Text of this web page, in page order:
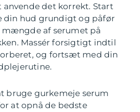
det korrekt. Start
din hud grundigt og påfør
af serumet på
Massér forsigtigt indtil
og fortsæt med din
bruge gurkemeje serum
at opnå de bedste